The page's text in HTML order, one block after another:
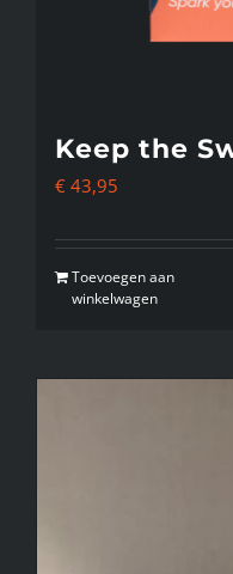
Keep the
€ 43,95
Toevoegen aan
winkelwagen